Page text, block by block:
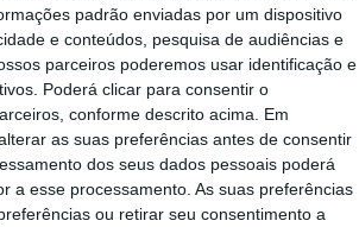
padrão enviadas por um dispositivo
e conteúdos, pesquisa de audiências e
parceiros poderemos usar identificação e
Poderá clicar para consentir o
conforme descrito acima. Em
as suas preferências antes de consentir
dos seus dados pessoais poderá
a esse processamento. As suas preferências
ou retirar seu consentimento a